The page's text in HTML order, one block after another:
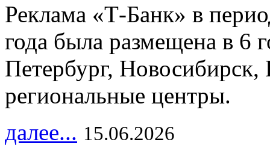
Реклама «Т-Банк» в
года была размещена в 6
Петербург,
региональные центры.
далее... 15.06.2026